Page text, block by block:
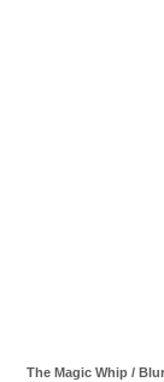
The Magic Whip /